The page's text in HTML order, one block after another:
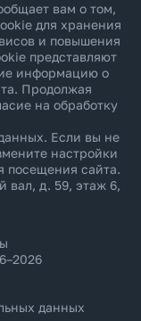
вам о том,
для хранения
и повышения
представляют
информацию о
Продолжая
на обработку
. Если вы не
настройки
посещения сайта.
вал, д. 59, этаж 6,
данных